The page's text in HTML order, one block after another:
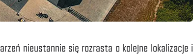
nieustannie się rozrasta o kolejne lokalizacje i